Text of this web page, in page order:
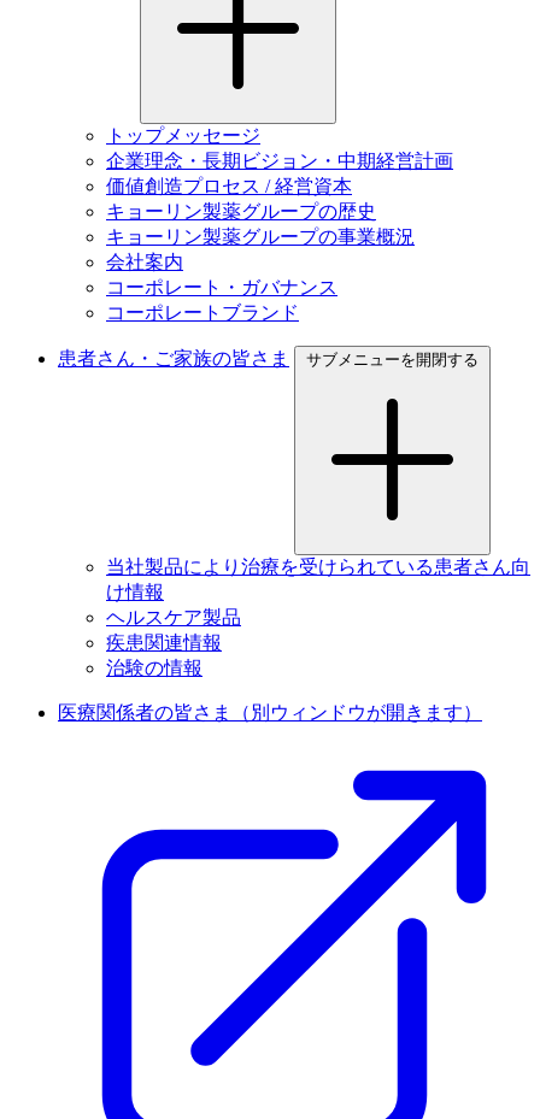
トップメッセージ
企業理念・長期ビジョン・中期経営計画
価値創造プロセス / 経営資本
キョーリン製薬グループの歴史
キョーリン製薬グループの事業概況
会社案内
コーポレート・ガバナンス
コーポレートブランド
患者さん・ご家族の皆さま サブメニューを開閉する
当社製品により治療を受けられている患者さん向
け情報
ヘルスケア製品
疾患関連情報
治験の情報
医療関係者の皆さま （別ウィンドウが開きます）